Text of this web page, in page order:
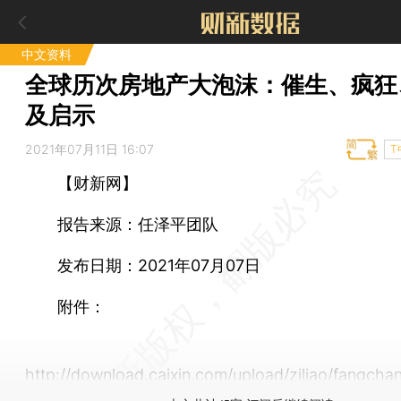
中文资料
全球历次房地产大泡沫：催生、疯
及启示
2021年07月11日 16:07 T
【财新网】
报告来源：任泽平团队
发布日期：2021年07月07日
附件：
http://download.caixin.com/upload/ziliao/